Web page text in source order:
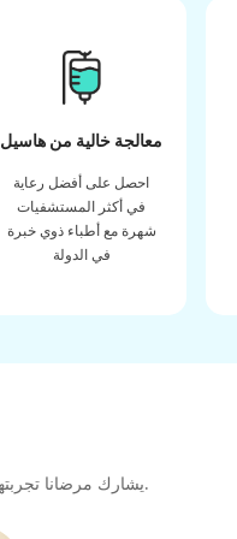
معالجة خالية من هاسيل
احصل على أفضل رعاية
في أكثر المستشفيات
شهرة مع أطباء ذوي خبرة
في الدولة
يشارك مرضانا تجربتهم معنا في الحصول على أفضل رعاية صحية عالية الجودة طوال رحلتهم العلاجية لتشكيل رابطة كبيرة للمستقبل.